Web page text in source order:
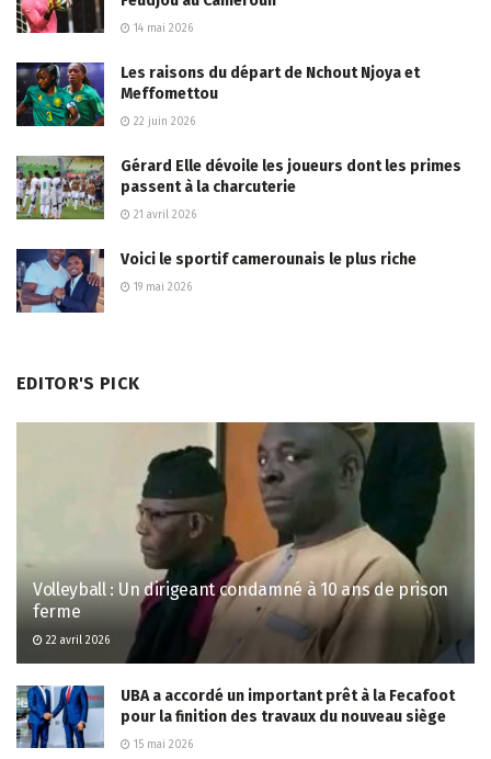
14 mai 2026
Les raisons du départ de Nchout Njoya et
Meffomettou
22 juin 2026
Gérard Elle dévoile les joueurs dont les primes
passent à la charcuterie
21 avril 2026
Voici le sportif camerounais le plus riche
19 mai 2026
EDITOR'S PICK
Volleyball : Un dirigeant condamné à 10 ans de prison
ferme
22 avril 2026
UBA a accordé un important prêt à la Fecafoot
pour la finition des travaux du nouveau siège
15 mai 2026